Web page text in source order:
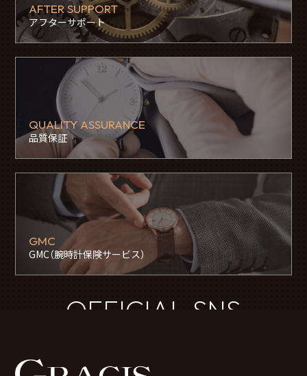
AFTER SUPPORT
アフターサポート
QUALITY ASSURANCE
品質保証
GMC
GMC（腕時計保険サービス）
OFFICIAL SNS